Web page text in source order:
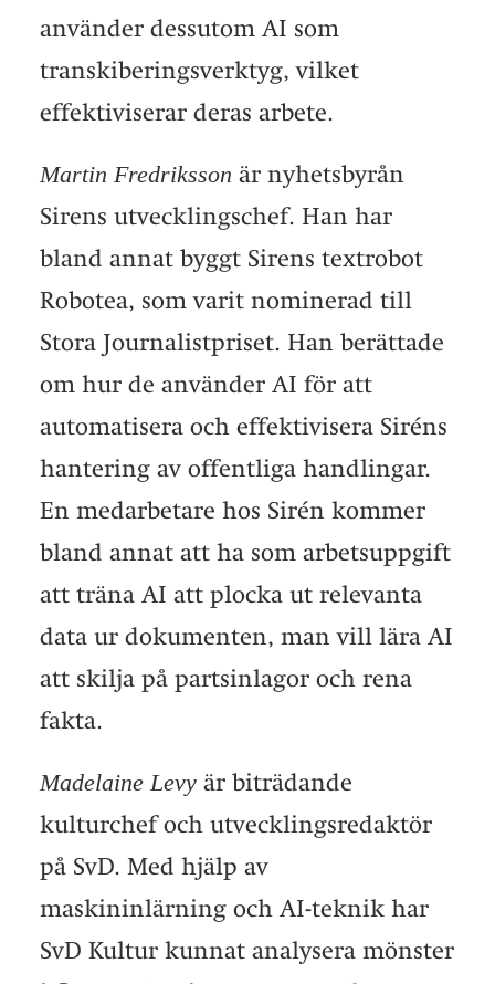
använder dessutom AI som
transkiberingsverktyg, vilket
effektiviserar deras arbete.
Martin Fredriksson är nyhetsbyrån
Sirens utvecklingschef. Han har
bland annat byggt Sirens textrobot
Robotea, som varit nominerad till
Stora Journalistpriset. Han berättade
om hur de använder AI för att
automatisera och effektivisera Siréns
hantering av offentliga handlingar.
En medarbetare hos Sirén kommer
bland annat att ha som arbetsuppgift
att träna AI att plocka ut relevanta
data ur dokumenten, man vill lära AI
att skilja på partsinlagor och rena
fakta.
Madelaine Levy är biträdande
kulturchef och utvecklingsredaktör
på SvD. Med hjälp av
maskininlärning och AI-teknik har
SvD Kultur kunnat analysera mönster